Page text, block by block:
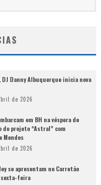
Danny Albuquerque inicia nova
de 2026
em BH na véspera de
do projeto “Astral” com
Mendes
de 2026
se apresentam no Carretão
sexta-feira